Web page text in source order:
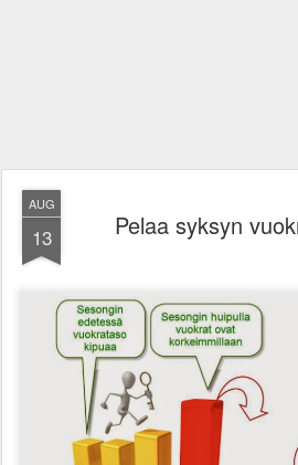
AUG
13 Pelaa syksyn